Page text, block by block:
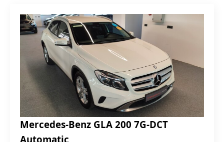
Mercedes-Benz GLA 200 7G-DCT
Automatic